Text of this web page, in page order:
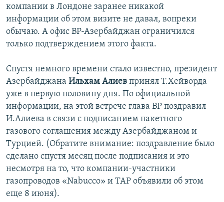
компании в Лондоне заранее никакой
информации об этом визите не давал, вопреки
обычаю. А офис ВР-Азербайджан ограничился
только подтверждением этого факта.
Спустя немного времени стало известно, президент
Азербайджана Ильхам Алиев принял Т.Хейворда
уже в первую половину дня. По официальной
информации, на этой встрече глава ВР поздравил
И.Алиева в связи с подписанием пакетного
газового соглашения между Азербайджаном и
Турцией. (Обратите внимание: поздравление было
сделано спустя месяц после подписания и это
несмотря на то, что компании-участники
газопроводов «Nabucco» и TAP объявили об этом
еще 8 июня).